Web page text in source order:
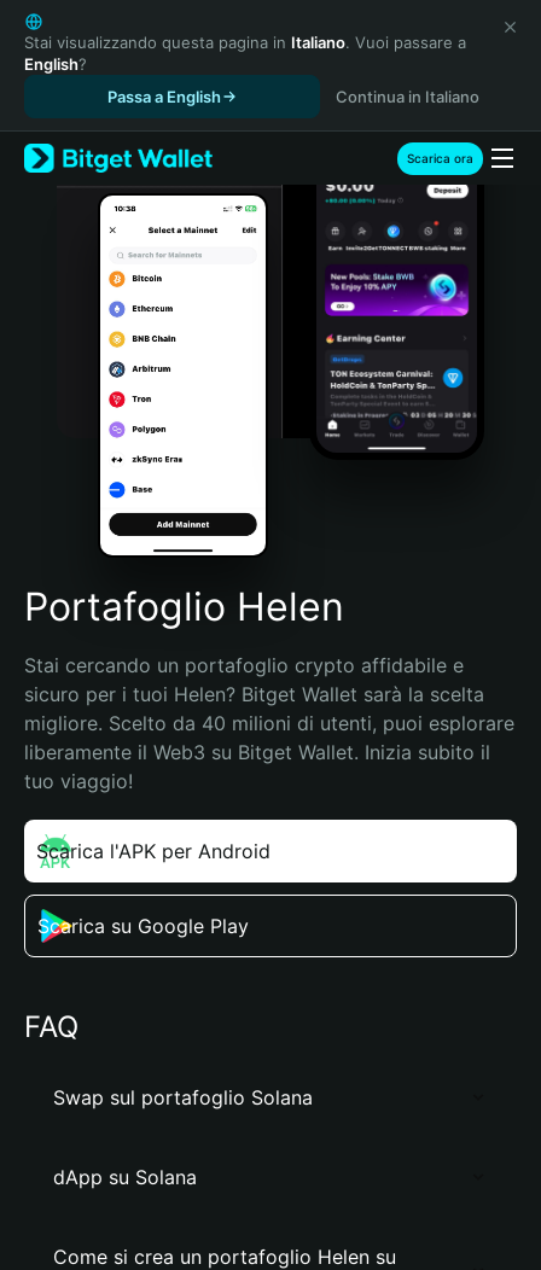
English
日本語
Tiếng Việt
Español (Latinoamérica)
Türkçe
Italiano
Português (Portugal)
Bahasa Indonesia
Português (Brasil)
Español (Argentina)
Stai visualizzando questa pagina in Italiano. Vuoi passare a
English?
Passa a English
Continua in Italiano
Scarica ora
Portafoglio Helen
Stai cercando un portafoglio crypto affidabile e
sicuro per i tuoi Helen? Bitget Wallet sarà la scelta
migliore. Scelto da 40 milioni di utenti, puoi esplorare
liberamente il Web3 su Bitget Wallet. Inizia subito il
tuo viaggio!
Scarica l'APK per Android
Scarica su Google Play
FAQ
Swap sul portafoglio Solana
dApp su Solana
Come si crea un portafoglio Helen su